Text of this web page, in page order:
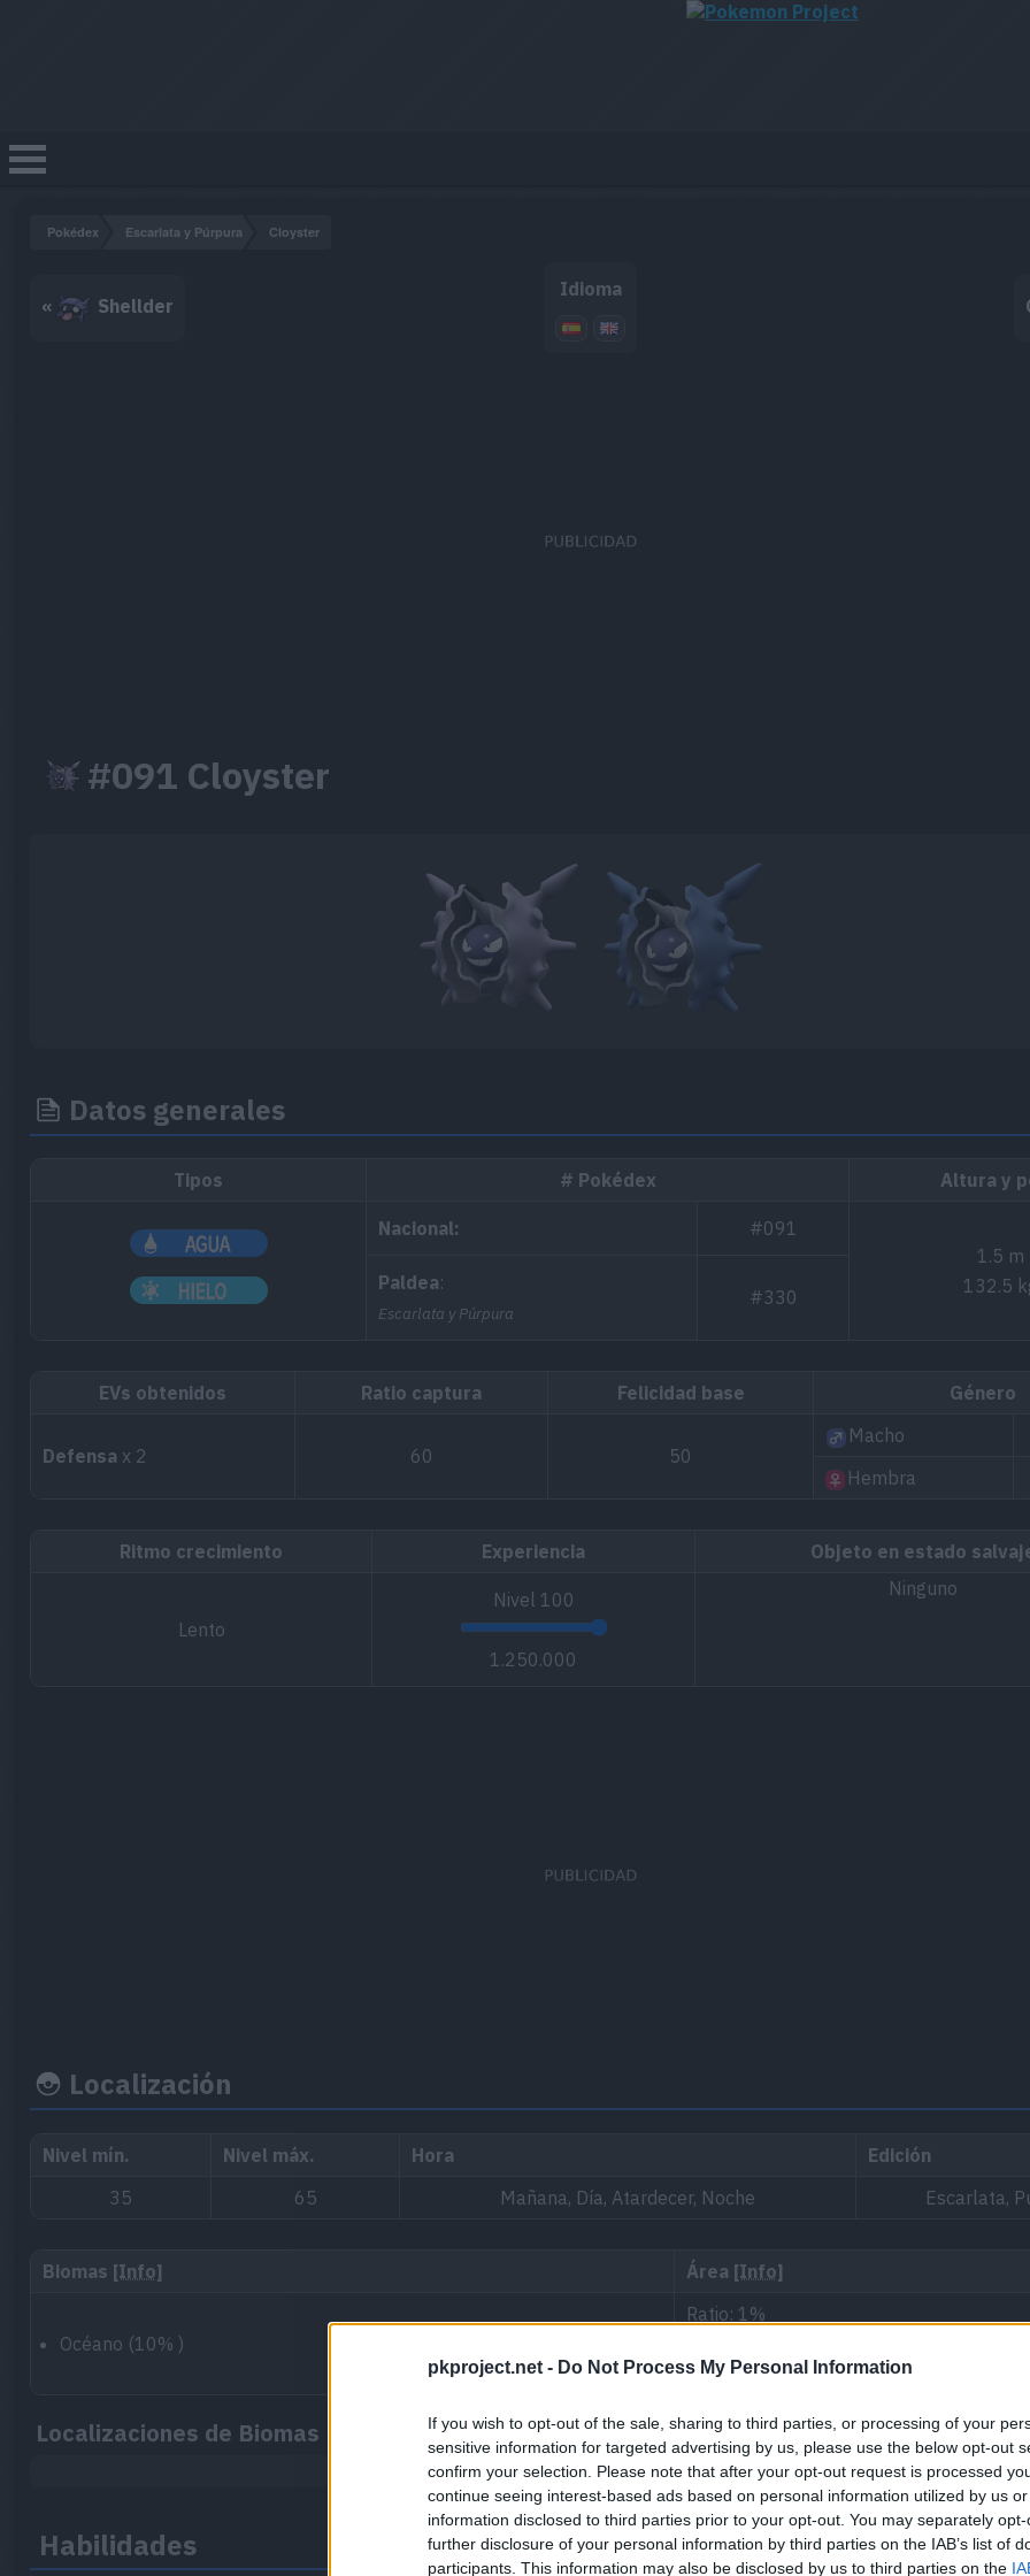
pkproject.net - Do Not Process My Personal Information
If you wish to opt-out of the sale, sharing to third parties, or processing of your
sensitive information for targeted advertising by us, please use the below opt-out
confirm your selection. Please note that after your opt-out request is processed
continue seeing interest-based ads based on personal information utilized by us
information disclosed to third parties prior to your opt-out. You may separately
further disclosure of your personal information by third parties on the IAB’s list of
participants. This information may also be disclosed by us to third parties on the
Pokédex Escarlata y Púrpura Cloyster
« Shellder
Idioma
#091 Cloyster
Datos generales
Tipos # Pokédex Altura y
Nacional: #091
Paldea:
Escarlata y Púrpura
#330
1.5 m
132.5
EVs obtenidos Ratio captura Felicidad base Género
Defensa x 2 60 50
Macho
Hembra
Ritmo crecimiento Experiencia Objeto en estado
Lento
Nivel 100
1.250.000
Ninguno
Localización
Nivel mín. Nivel máx. Hora
Edición
35
65 Mañana, Día, Atardecer, Noche Escarlata,
Biomas [Info] Área [Info]
Océano (10% )
Ratio: 1%
Ninguno
Localizaciones de Biomas
Habilidades